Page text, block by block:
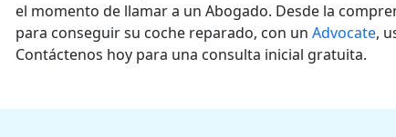
el momento de llamar a un Abogado. Desde la
para conseguir su coche reparado, con un Advocate,
Contáctenos hoy para una consulta inicial gratuita.